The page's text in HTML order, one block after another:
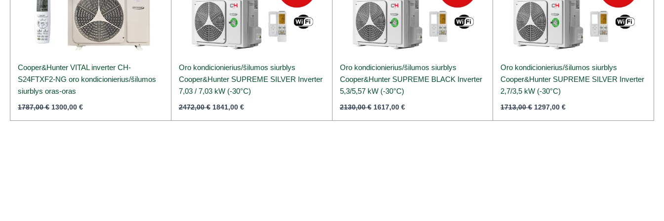
Cooper&Hunter VITAL inverter CH-
S24FTXF2-NG oro kondicionierius/šilumos
siurblys oras-oras
1787,00€ 1300,00 €
Oro kondicionierius/šilumos siurblys
Cooper&Hunter SUPREME SILVER Inverter
7,03 / 7,03 kW (-30°C)
2472,00€ 1841,00 €
Oro kondicionierius/šilumos siurblys
Cooper&Hunter SUPREME BLACK Inverter
5,3/5,57 kW (-30°C)
2130,00€ 1617,00 €
Oro kondicionierius/šilumos siurblys
Cooper&Hunter SUPREME SILVER Inverter
2,7/3,5 kW (-30°C)
1713,00€ 1297,00€